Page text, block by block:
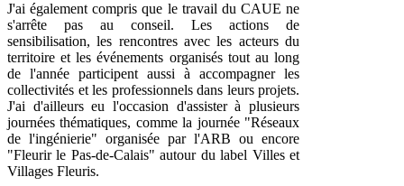
J'ai également compris que le travail du CAUE ne
s'arrête pas au conseil. Les actions de
sensibilisation, les rencontres avec les acteurs du
territoire et les événements organisés tout au long
de l'année participent aussi à accompagner les
collectivités et les professionnels dans leurs projets.
J'ai d'ailleurs eu l'occasion d'assister à plusieurs
journées thématiques, comme la journée "Réseaux
de l'ingénierie" organisée par l'ARB ou encore
"Fleurir le Pas-de-Calais" autour du label Villes et
Villages Fleuris.